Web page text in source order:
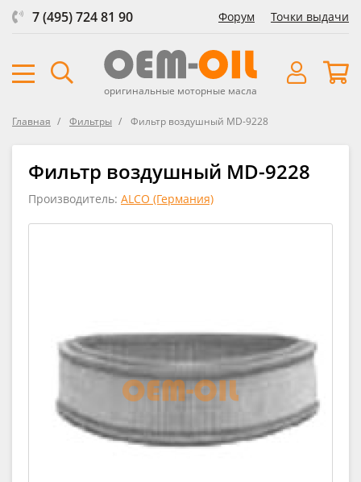
7 (495) 724 81 90 Форум Точки выдачи
оригинальные моторные масла
Главная Фильтры Фильтр воздушный MD-9228
Фильтр воздушный MD-9228
Производитель: ALCO (Германия)